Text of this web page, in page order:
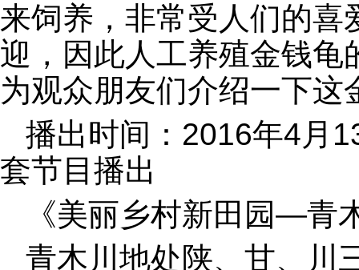
来饲养，非常受人们的喜
迎，因此人工养殖金钱龟
为观众朋友们介绍一下这
播出时间：2016年4月
套节目播出
《美丽乡村新田园—青
青木川地处陕、甘、川